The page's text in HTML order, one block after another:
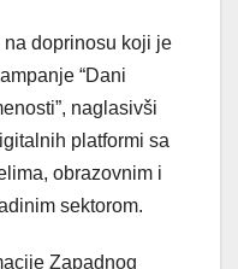
doprinosu koji je
“Dani
naglasivši
platformi sa
obrazovnim i
sektorom.
Zapadnog